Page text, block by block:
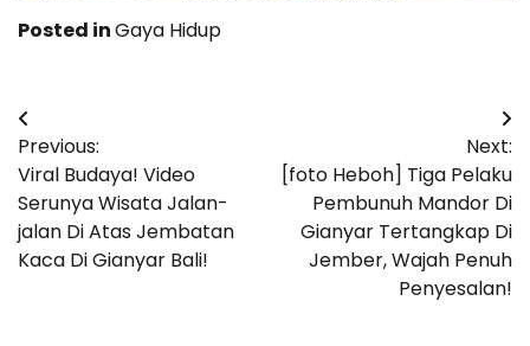
Posted inGaya Hidup
Post
navigation
Previous:
Viral Budaya! Video
Serunya Wisata Jalan-
jalan Di Atas Jembatan
Kaca Di Gianyar Bali!
Next:
[foto Heboh] Tiga Pelaku
Pembunuh Mandor Di
Gianyar Tertangkap Di
Jember, Wajah Penuh
Penyesalan!